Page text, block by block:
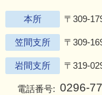
本所 〒309-
笠間支所 〒309-
岩間支所 〒319-
電話番号: 0296-